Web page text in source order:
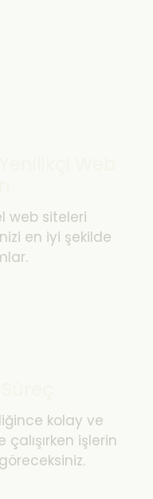
web siteleri
en iyi şekilde
kolay ve
işlerin